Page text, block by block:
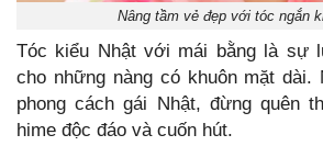
Nâng tầm vẻ đẹp với tóc ngắn
Tóc kiểu Nhật với mái bằng là sự
cho những nàng có khuôn mặt dài.
phong cách gái Nhật, đừng quên
hime độc đáo và cuốn hút.